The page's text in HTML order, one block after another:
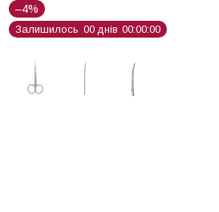
–4%
Залишилось 00 днів 00 00 00